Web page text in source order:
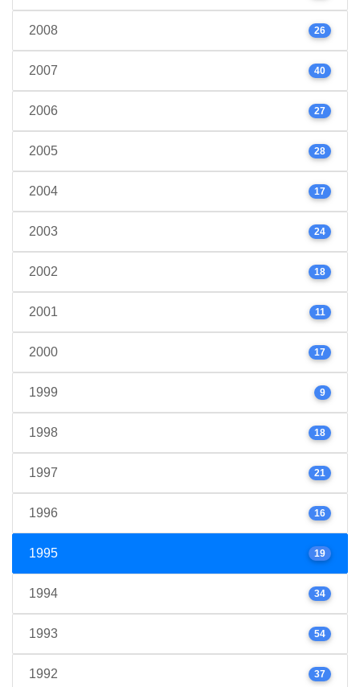
2008 26
2007 40
2006 27
2005 28
2004 17
2003 24
2002 18
2001 11
2000 17
1999 9
1998 18
1997 21
1996 16
1995 19
1994 34
1993 54
1992 37